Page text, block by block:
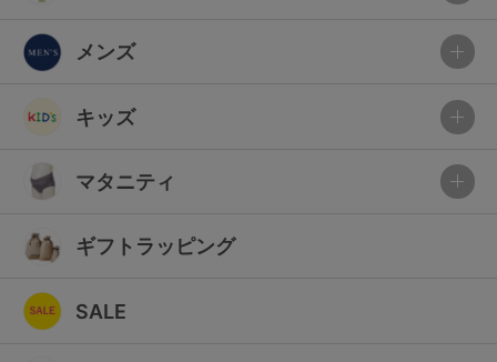
メンズ
キッズ
マタニティ
ギフトラッピング
SALE